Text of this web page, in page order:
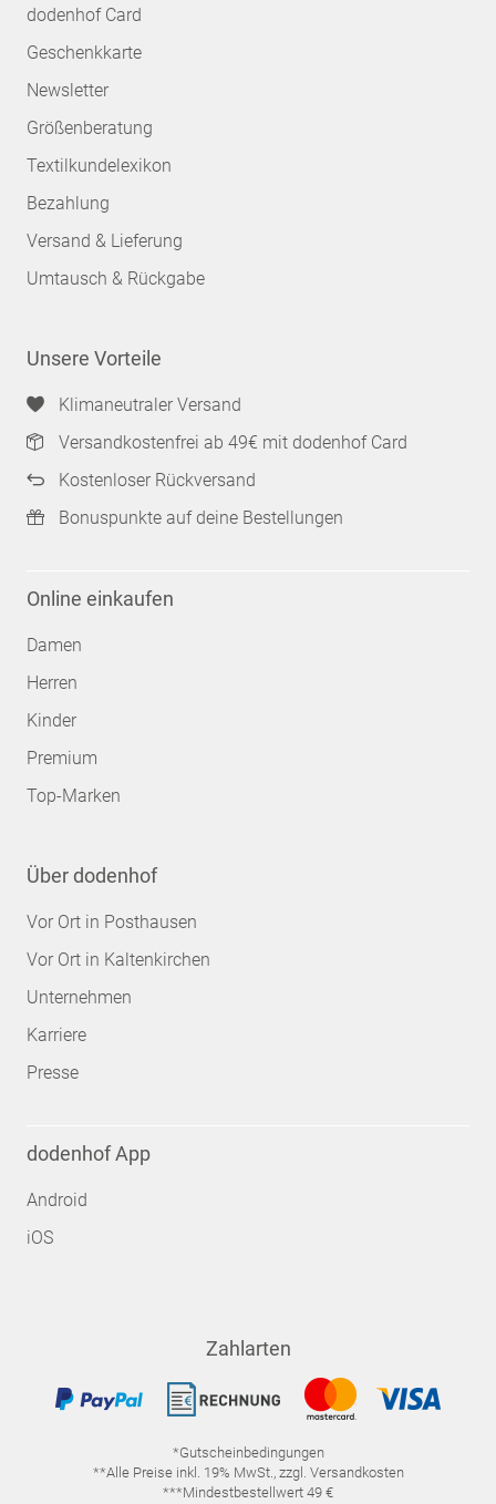
dodenhof Card
Geschenkkarte
Newsletter
Größenberatung
Textilkundelexikon
Bezahlung
Versand & Lieferung
Umtausch & Rückgabe
Unsere Vorteile
Klimaneutraler Versand
Versandkostenfrei ab 49€ mit dodenhof Card
Kostenloser Rückversand
Bonuspunkte auf deine Bestellungen
Online einkaufen
Damen
Herren
Kinder
Premium
Top-Marken
Über dodenhof
Vor Ort in Posthausen
Vor Ort in Kaltenkirchen
Unternehmen
Karriere
Presse
dodenhof App
Android
iOS
Zahlarten
*Gutscheinbedingungen
**Alle Preise inkl. 19% MwSt., zzgl. Versandkosten
***Mindestbestellwert 49 €